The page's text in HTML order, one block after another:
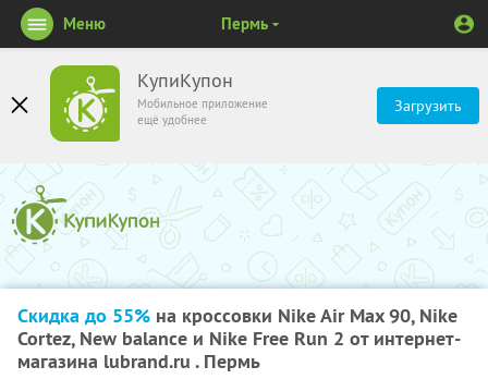
КупиКупон
Мобильное приложение
ещё удобнее
Загрузить
Меню Пермь
Скидка до 55% на кроссовки Nike Air Max 90, Nike
Cortez, New balance и Nike Free Run 2 от интернет-
магазина lubrand.ru . Пермь